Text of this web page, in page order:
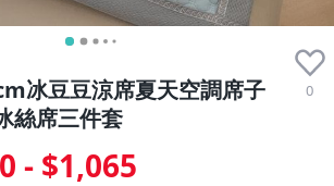
冰豆豆涼席夏天空調席子
絲席三件套
0
- $1,065